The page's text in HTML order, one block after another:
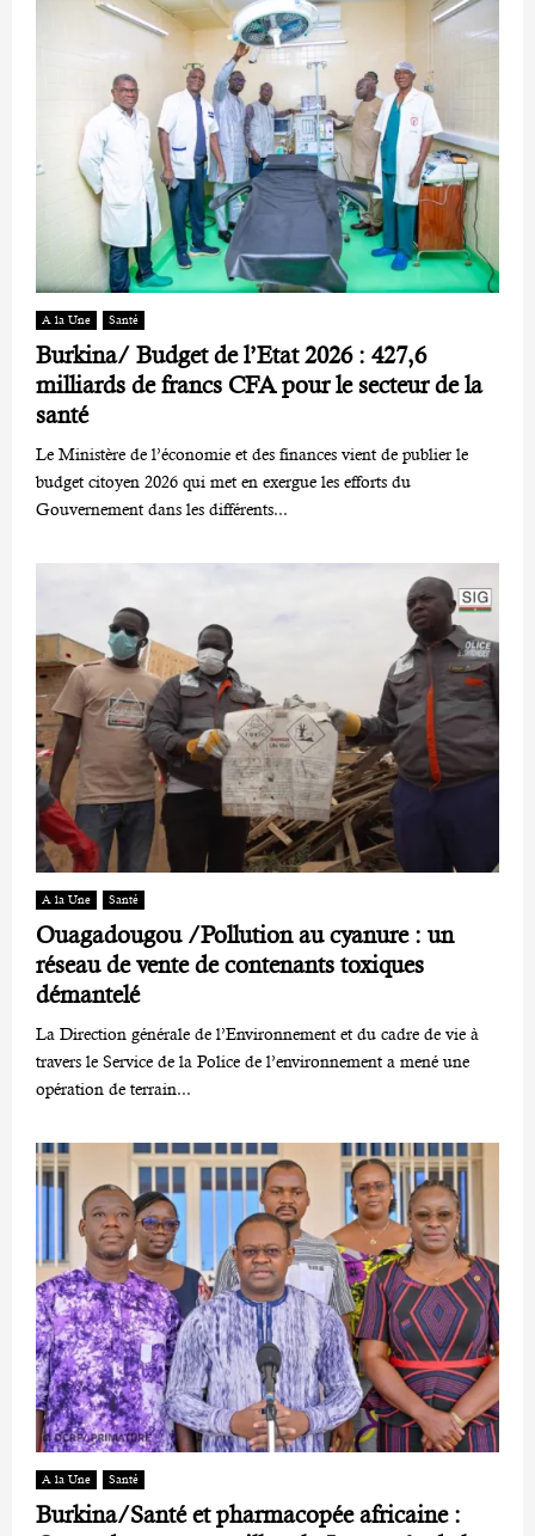
A la Une Santé
Burkina/ Budget de l’Etat 2026 : 427,6
milliards de francs CFA pour le secteur de la
santé
Le Ministère de l’économie et des finances vient de publier le
budget citoyen 2026 qui met en exergue les efforts du
Gouvernement dans les différents...
A la Une Santé
Ouagadougou /Pollution au cyanure : un
réseau de vente de contenants toxiques
démantelé
La Direction générale de l’Environnement et du cadre de vie à
travers le Service de la Police de l’environnement a mené une
opération de terrain...
A la Une Santé
Burkina/Santé et pharmacopée africaine :